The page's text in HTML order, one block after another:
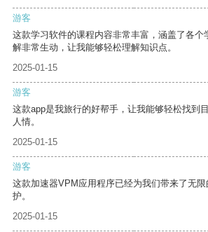
游客
这款学习软件的课程内容非常丰富，涵盖了各个
解非常生动，让我能够轻松理解知识点。
2025-01-15
游客
这款app是我旅行的好帮手，让我能够轻松找到
人情。
2025-01-15
游客
这款加速器VPM应用程序已经为我们带来了无
护。
2025-01-15